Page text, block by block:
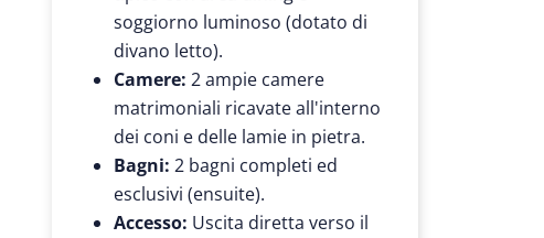
soggiorno luminoso (dotato di
divano letto).
Camere: 2 ampie camere
matrimoniali ricavate all'interno
dei coni e delle lamie in pietra.
Bagni: 2 bagni completi ed
esclusivi (ensuite).
Accesso: Uscita diretta verso il